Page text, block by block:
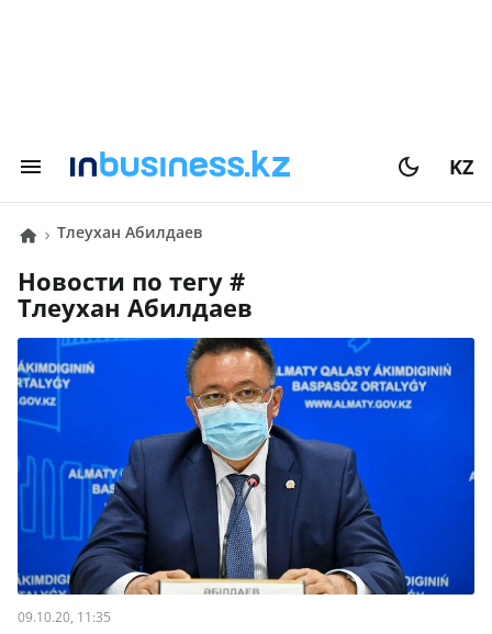
KZ
Тлеухан Абилдаев
Новости по тегу #
Тлеухан Абилдаев
09.10.20, 11:35